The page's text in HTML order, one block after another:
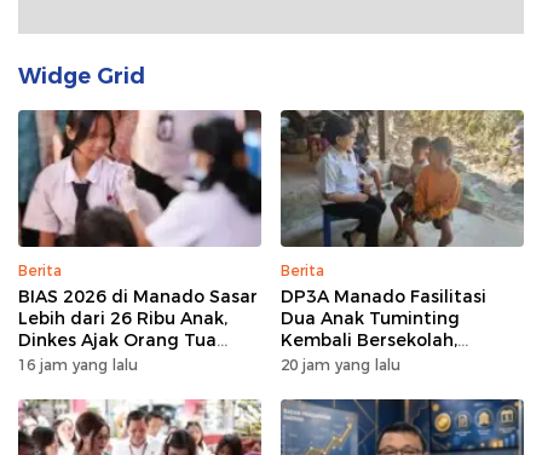
Widge Grid
Berita
BIAS 2026 di Manado Sasar
Lebih dari 26 Ribu Anak,
Dinkes Ajak Orang Tua
Dukung Imunisasi
16 jam yang lalu
Berita
DP3A Manado Fasilitasi
Dua Anak Tuminting
Kembali Bersekolah,
Setelah Berulang Kali Tidur
20 jam yang lalu